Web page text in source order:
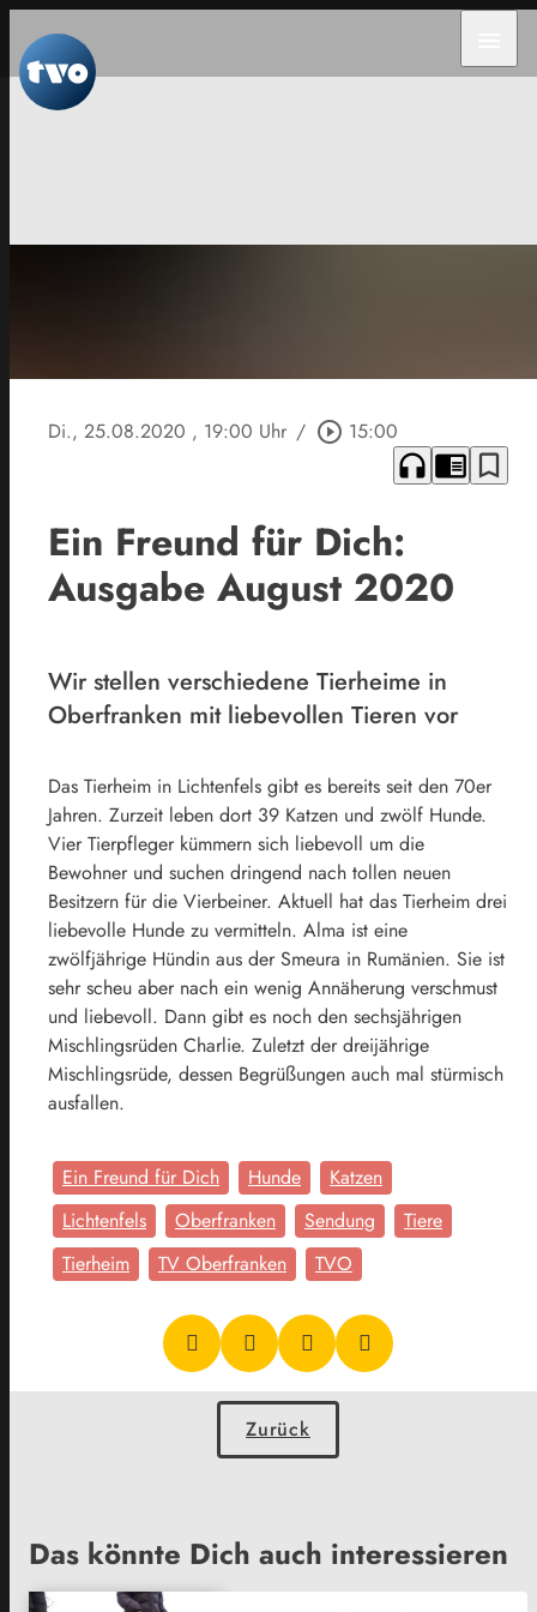
Di., 25.08.2020 , 19:00 Uhr / play_circle_outline 15:00
headphones chrome_reader_mode bookmark_border
Ein Freund für Dich:
Ausgabe August 2020
Wir stellen verschiedene Tierheime in
Oberfranken mit liebevollen Tieren vor
Das Tierheim in Lichtenfels gibt es bereits seit den 70er
Jahren. Zurzeit leben dort 39 Katzen und zwölf Hunde.
Vier Tierpfleger kümmern sich liebevoll um die
Bewohner und suchen dringend nach tollen neuen
Besitzern für die Vierbeiner. Aktuell hat das Tierheim drei
liebevolle Hunde zu vermitteln. Alma ist eine
zwölfjährige Hündin aus der Smeura in Rumänien. Sie ist
sehr scheu aber nach ein wenig Annäherung verschmust
und liebevoll. Dann gibt es noch den sechsjährigen
Mischlingsrüden Charlie. Zuletzt der dreijährige
Mischlingsrüde, dessen Begrüßungen auch mal stürmisch
ausfallen.
Ein Freund für Dich Hunde
Katzen
Lichtenfels
Oberfranken Sendung
Tiere
Tierheim
TV Oberfranken TVO
Zurück
Das könnte Dich auch interessieren